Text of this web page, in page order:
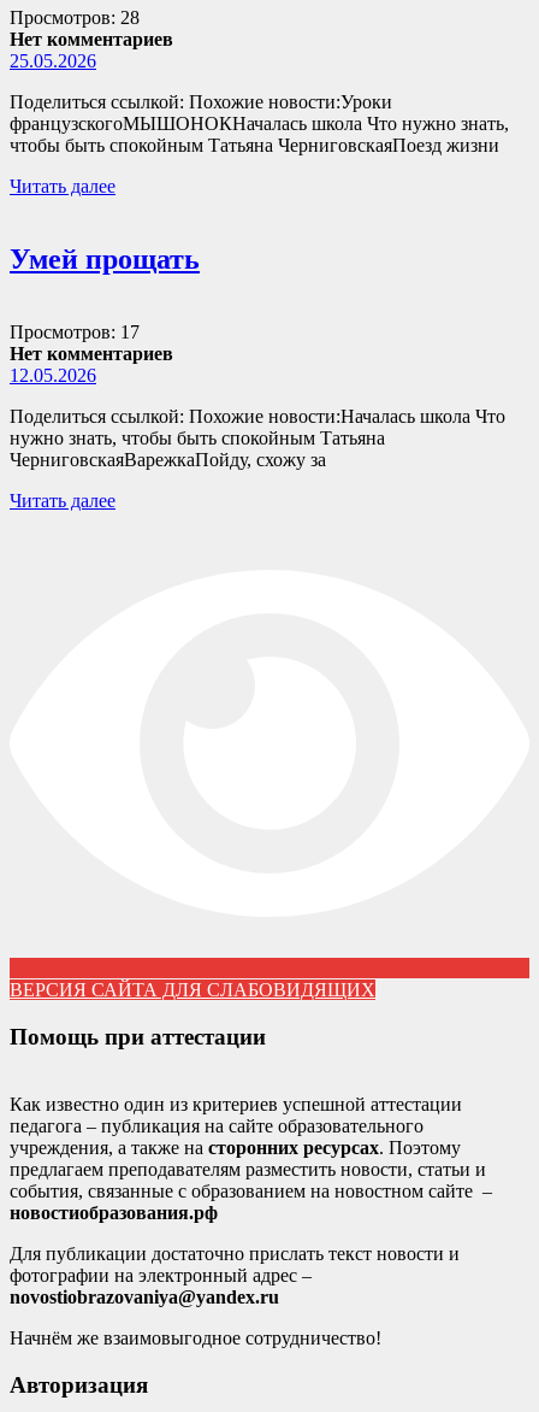
Просмотров: 28
Нет комментариев
25.05.2026
Поделиться ссылкой: Похожие новости:Уроки
французскогоМЫШОНОКНачалась школа Что нужно знать,
чтобы быть спокойным Татьяна ЧерниговскаяПоезд жизни
Читать далее
Умей прощать
Просмотров: 17
Нет комментариев
12.05.2026
Поделиться ссылкой: Похожие новости:Началась школа Что
нужно знать, чтобы быть спокойным Татьяна
ЧерниговскаяВарежкаПойду, схожу за
Читать далее
ВЕРСИЯ САЙТА ДЛЯ СЛАБОВИДЯЩИХ
Помощь при аттестации
Как известно один из критериев успешной аттестации
педагога – публикация на сайте образовательного
учреждения, а также на сторонних ресурсах. Поэтому
предлагаем преподавателям разместить новости, статьи и
события, связанные с образованием на новостном сайте –
новостиобразования.рф
Для публикации достаточно прислать текст новости и
фотографии на электронный адрес –
novostiobrazovaniya@yandex.ru
Начнём же взаимовыгодное сотрудничество!
Авторизация